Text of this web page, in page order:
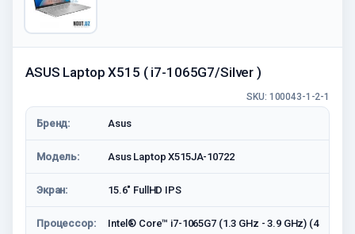
ASUS Laptop X515 ( i7-1065G7/Silver )
SKU: 100043-1-2-1
Бренд: Asus
Модель: Asus Laptop X515JA-10722
Экран: 15.6" FullHD IPS
Процессор:
Intel® Core™ i7-1065G7 (1.3 GHz - 3.9 GHz) (4